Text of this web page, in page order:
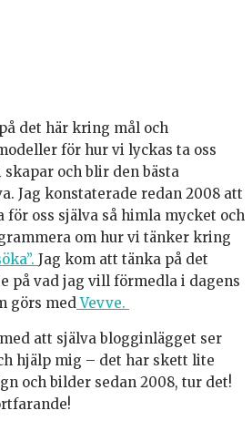
det här kring mål och
för hur vi lyckas ta oss
och blir den bästa
Jag konstaterade redan 2008 att
för oss själva så himla mycket och
om hur vi tänker kring
Jag kom att tänka på det
på vad jag vill förmedla i dagens
görs medVevve.
att själva blogginlägget ser
hjälp mig – det har skett lite
och bilder sedan 2008, tur det!